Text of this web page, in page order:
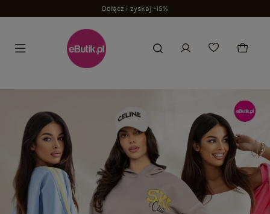
Dołącz i zyskaj -15%